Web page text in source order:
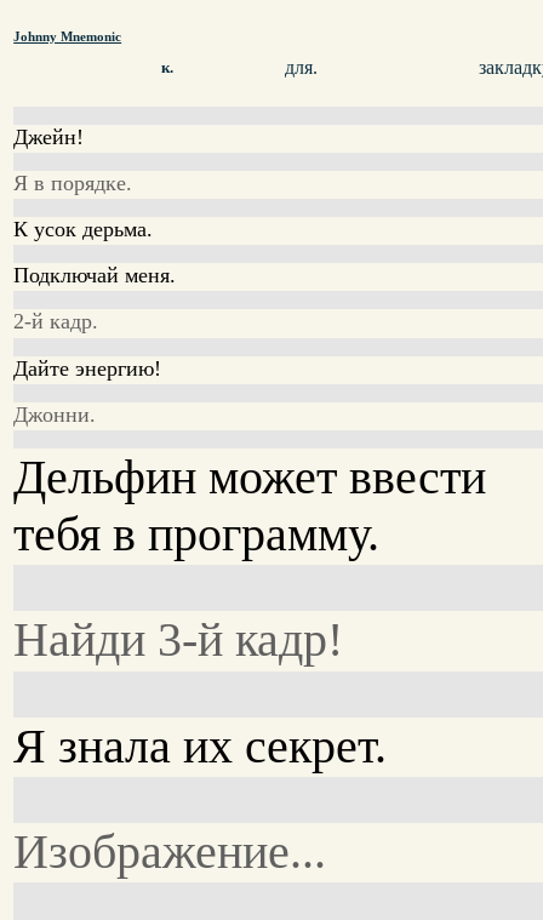
Johnny Mnemonic
к. для.
Джейн!
Я в порядке.
К усок дерьма.
Подключай меня.
2-й кадр.
Дайте энергию!
Джонни.
Дельфин может ввести
тебя в программу.
Найди 3-й кадр!
Я знала их секрет.
Изображение...